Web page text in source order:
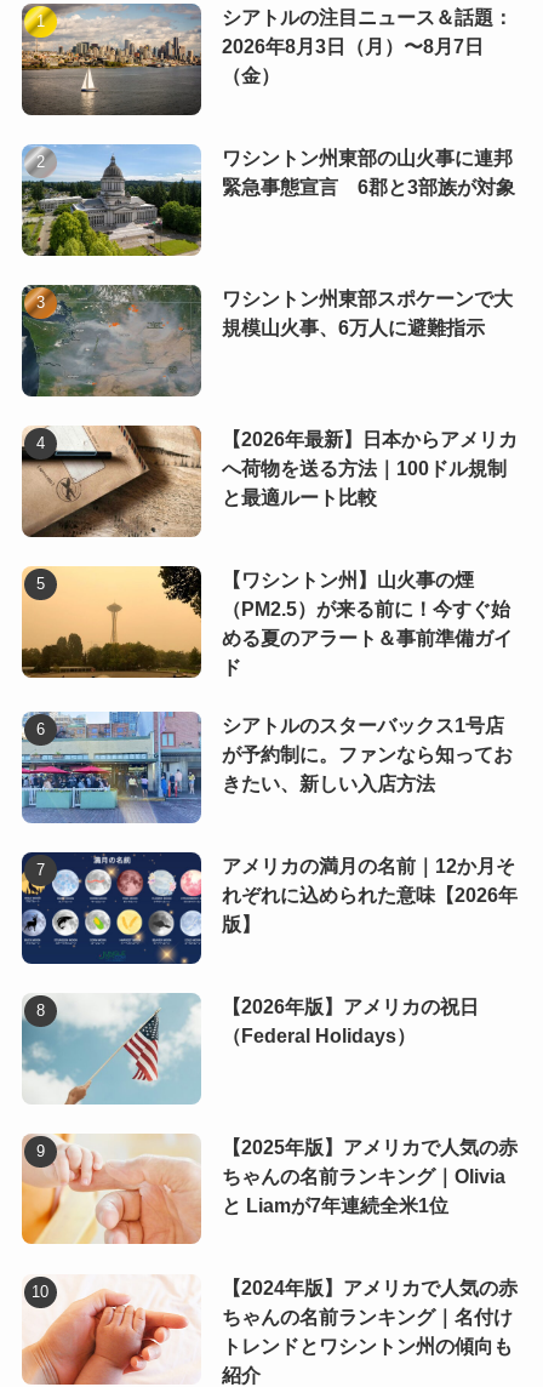
シアトルの注目ニュース＆話題：
2026年8月3日（月）〜8月7日
（金）
ワシントン州東部の山火事に連邦
緊急事態宣言 6郡と3部族が対象
ワシントン州東部スポケーンで大
規模山火事、6万人に避難指示
【2026年最新】日本からアメリカ
へ荷物を送る方法｜100ドル規制
と最適ルート比較
【ワシントン州】山火事の煙
（PM2.5）が来る前に！今すぐ始
める夏のアラート＆事前準備ガイ
ド
シアトルのスターバックス1号店
が予約制に。ファンなら知ってお
きたい、新しい入店方法
アメリカの満月の名前｜12か月そ
れぞれに込められた意味【2026年
版】
【2026年版】アメリカの祝日
（Federal Holidays）
【2025年版】アメリカで人気の赤
ちゃんの名前ランキング｜Olivia
と Liamが7年連続全米1位
【2024年版】アメリカで人気の赤
ちゃんの名前ランキング｜名付け
トレンドとワシントン州の傾向も
紹介